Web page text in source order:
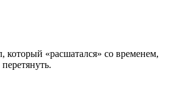
который «расшатался» со временем,